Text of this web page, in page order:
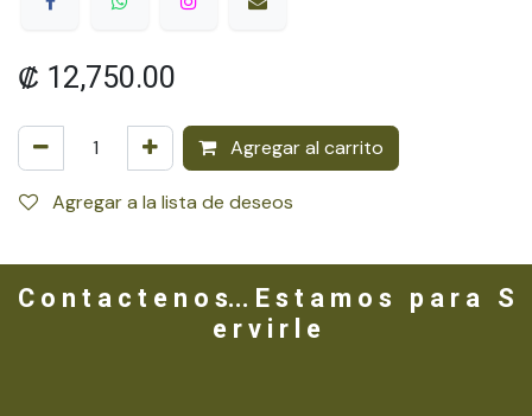
₡ 12,750.00
Agregar al carrito
Agregar a la lista de deseos
C o n t a c t e n o s... E s t a m o s p a r a S
e r v i r l e